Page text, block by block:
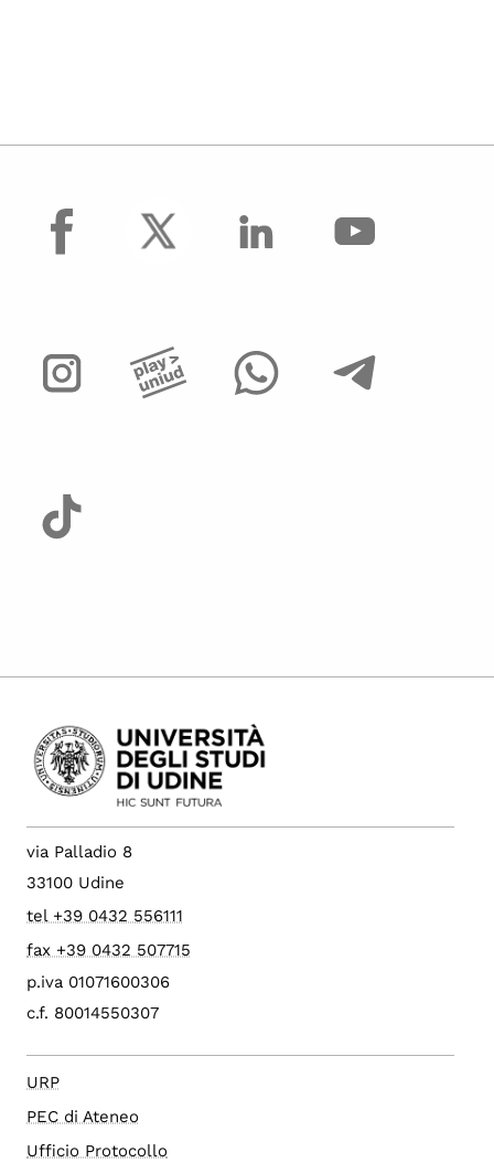
facebook
via Palladio 8
33100 Udine
tel +39 0432 556111
fax +39 0432 507715
p.iva 01071600306
c.f. 80014550307
URP
PEC di Ateneo
Ufficio Protocollo